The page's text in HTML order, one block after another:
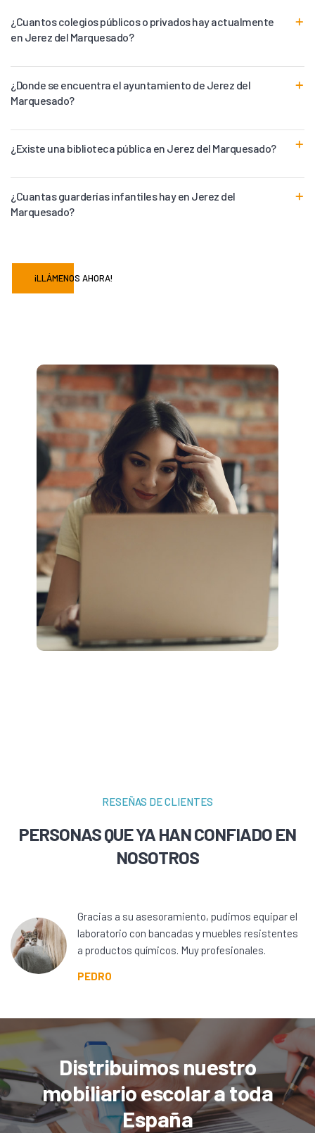
¿Cuantos colegios públicos o privados hay actualmente
en Jerez del Marquesado?
¿Donde se encuentra el ayuntamiento de Jerez del
Marquesado?
¿Existe una biblioteca pública en Jerez del Marquesado?
¿Cuantas guarderías infantiles hay en Jerez del
Marquesado?
¡LLÁMENOS AHORA!
RESEÑAS DE CLIENTES
PERSONAS QUE YA HAN CONFIADO EN
NOSOTROS
Gracias a su asesoramiento, pudimos equipar el
laboratorio con bancadas y muebles resistentes
a productos químicos. Muy profesionales.
PEDRO
Distribuimos nuestro
mobiliario escolar a toda
España